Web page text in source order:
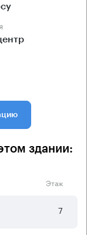
здании:
Этаж
7